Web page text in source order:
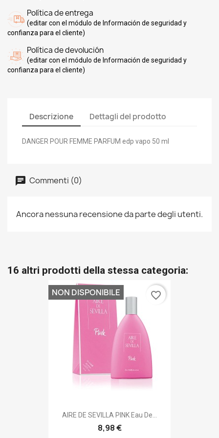
Política de entrega
(editar con el módulo de Información de seguridad y
confianza para el cliente)
Política de devolución
(editar con el módulo de Información de seguridad y
confianza para el cliente)
Descrizione Dettagli del prodotto
DANGER POUR FEMME PARFUM edp vapo 50 ml
Commenti (0)
Ancora nessuna recensione da parte degli utenti.
16 altri prodotti della stessa categoria:
AIRE DE SEVILLA PINK Eau De...
8,98 €
NON DISPONIBILE favorite_border